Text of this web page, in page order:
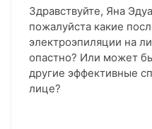
Здравствуйте, Яна
пожалуйста какие
электроэпиляции на
опастно? Или может
другие эффективные
лице?